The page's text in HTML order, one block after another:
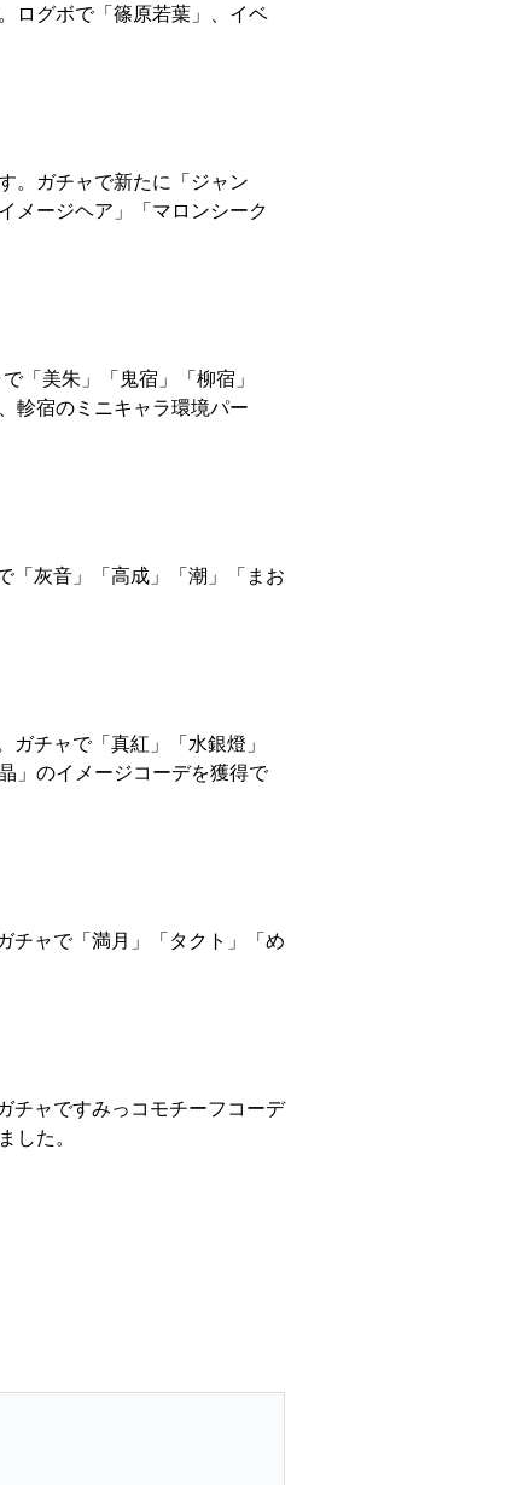
ログボで「篠原若葉」、イベ
。ガチャで新たに「ジャン
メージヘア」「マロンシーク
「美朱」「鬼宿」「柳宿」
軫宿のミニキャラ環境パー
「灰音」「高成」「潮」「まお
チャで「真紅」「水銀燈」
」のイメージコーデを獲得で
チャで「満月」「タクト」「め
チャですみっコモチーフコーデ
した。